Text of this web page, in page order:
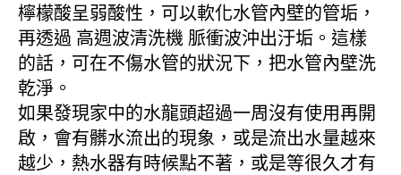
檸檬酸呈弱酸性，可以軟化水管內壁的管垢，
再透過 高週波清洗機 脈衝波沖出汙垢。這樣
的話，可在不傷水管的狀況下，把水管內壁洗
乾淨。
如果發現家中的水龍頭超過一周沒有使用再開
啟，會有髒水流出的現象，或是流出水量越來
越少，熱水器有時候點不著，或是等很久才有